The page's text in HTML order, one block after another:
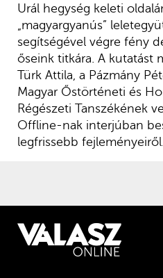
Urál hegység keleti
„magyargyanús”
segítségével végre fény
őseink titkára. A kutatást
Türk Attila, a Pázmány
Magyar Őstörténeti és
Régészeti Tanszékének
Offline-nak interjúban
legfrissebb fejleményeiről.